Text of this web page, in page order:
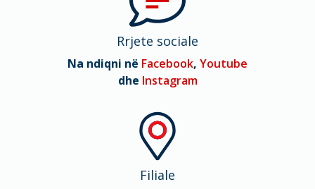
Rrjete sociale
Na ndiqni në Facebook, Youtube
dhe Instagram
Filiale